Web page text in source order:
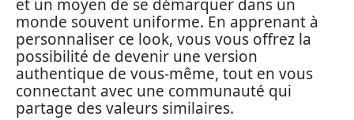
et un moyen de se démarquer dans un
monde souvent uniforme. En apprenant à
personnaliser ce look, vous vous offrez la
possibilité de devenir une version
authentique de vous-même, tout en vous
connectant avec une communauté qui
partage des valeurs similaires.